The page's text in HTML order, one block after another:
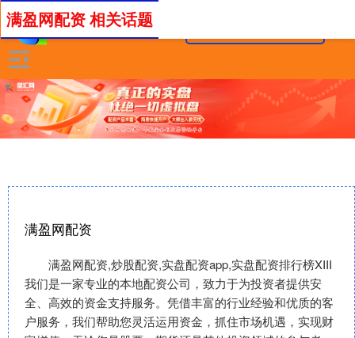
满盈网配资
满盈网配资,炒股配资,实盘配资app,实盘配资排行榜XIII‌
我们是一家专业的本地配资公司，致力于为投资者提供安
全、高效的资金支持服务。凭借丰富的行业经验和优质的客
户服务，我们帮助您灵活运用资金，抓住市场机遇，实现财
满盈网配资 相关话题